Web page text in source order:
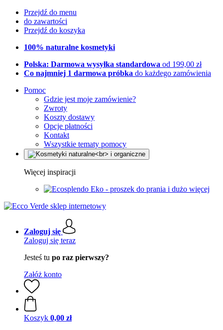
Przejdź do menu
do zawartości
Przejdź do koszyka
100% naturalne kosmetyki
Polska: Darmowa wysyłka standardowa od 199,00 zł
Co najmniej 1 darmowa próbka do każdego zamówienia
Pomoc
Gdzie jest moje zamówienie?
Zwroty
Koszty dostawy
Opcje płatności
Kontakt
Wszystkie tematy pomocy
Więcej inspiracji
Eko - proszek do prania i dużo więcej
Zaloguj się
Zaloguj się teraz
Jesteś tu po raz pierwszy?
Załóż konto
Koszyk 0,00 zł